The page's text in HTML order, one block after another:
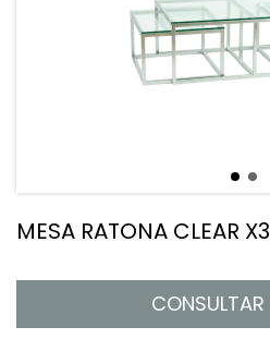
MESA RATONA CLEAR X3